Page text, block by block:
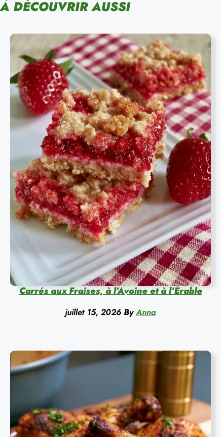
À DÉCOUVRIR AUSSI
Carrés aux Fraises, à l’Avoine et à l’Érable
juillet 15, 2026 By Anna